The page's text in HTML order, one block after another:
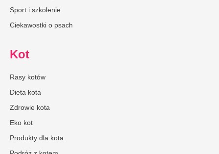
Sport i szkolenie
Ciekawostki o psach
Kot
Rasy kotów
Dieta kota
Zdrowie kota
Eko kot
Produkty dla kota